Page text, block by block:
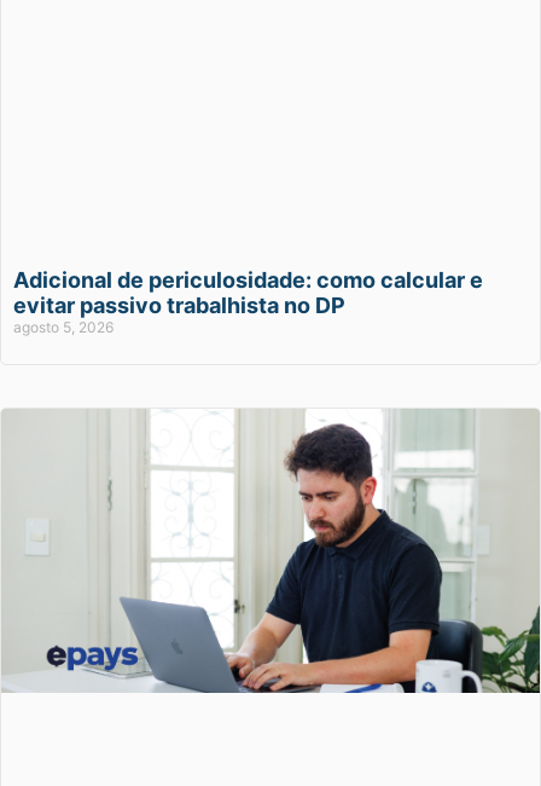
Adicional de periculosidade: como calcular e
evitar passivo trabalhista no DP
agosto 5, 2026